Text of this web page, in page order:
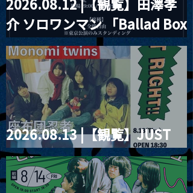
介 ソロワンマン 「Ballad Box
2026」
2026.08.13 |【観覧】JUST
RIGHT!! vol.26